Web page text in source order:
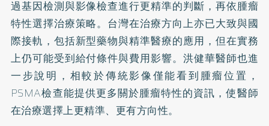
過基因檢測與影像檢查進行更精準的判斷，再依腫瘤
特性選擇治療策略。台灣在治療方向上亦已大致與國
際接軌，包括新型藥物與精準醫療的應用，但在實務
上仍可能受到給付條件與費用影響。洪健華醫師也進
一步說明，相較於傳統影像僅能看到腫瘤位置，
PSMA檢查能提供更多關於腫瘤特性的資訊，使醫師
在治療選擇上更精準、更有方向性。